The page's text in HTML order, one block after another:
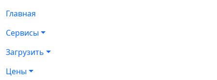
Главная
Сервисы
Загрузить
Цены